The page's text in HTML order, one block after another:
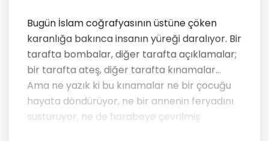
Bugün İslam coğrafyasının üstüne çöken
karanlığa bakınca insanın yüreği daralıyor. Bir
tarafta bombalar, diğer tarafta açıklamalar;
bir tarafta ateş, diğer tarafta kınamalar…
Ama ne yazık ki bu kınamalar ne bir çocuğu
hayata döndürüyor, ne bir annenin feryadını
susturuyor, ne de harabeye çevrilmiş